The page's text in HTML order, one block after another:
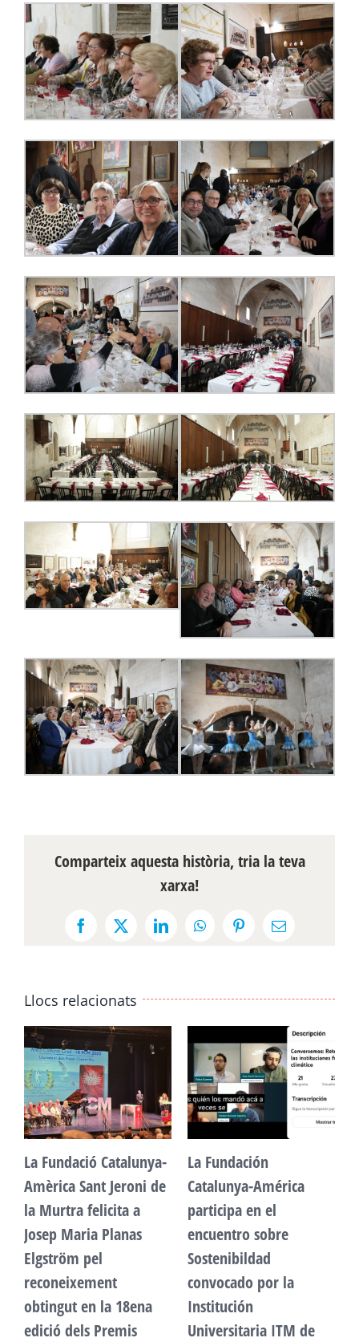
Comparteix aquesta història, tria la teva
xarxa!
Facebook
X LinkedInWhatsAppPinterestEmail:
Llocs relacionats
La Fundació Catalunya-
Amèrica Sant Jeroni de
la Murtra felicita a
Josep Maria Planas
Elgström pel
reconeixement
obtingut en la 18ena
edició dels Premis
La Fundación
Catalunya-América
participa en el
encuentro sobre
Sostenibildad
convocado por la
Institución
Universitaria ITM de